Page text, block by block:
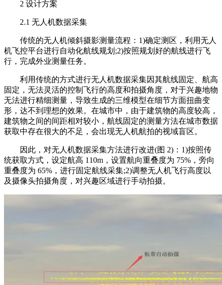
2 设计方案
2.1 无人机数据采集
传统的无人机倾斜摄影测量流程：1)确定测区，利用无人
机飞控平台进行自动化航线规划;2)按照规划好的航线进行飞
行，完成外业测量任务。
利用传统的方式进行无人机数据采集因其航线固定、航高
固定，无法灵活的控制飞行的高度和拍摄角度，对于兴趣地物
无法进行精细测量，导致生成的三维模型在细节方面扭曲变
形，达不到理想的效果。在城市中，由于建筑物的高度较高，
建筑物之间的间距相对较小，航线固定的测量方法在城市数据
获取中存在很大的不足，会出现无人机航拍的视域盲区。
因此，对无人机数据采集方法进行改进(图 2)：1)按照传
统获取方式，设定航高 110m，设置航向重叠度为 75%，旁向
重叠度为 65%，进行固定航线采集;2)调整无人机飞行高度以
及摄像头拍摄角度，对兴趣区域进行手动拍摄。